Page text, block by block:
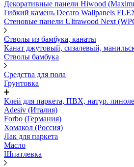
Декоративные панели Hiwood
Гибкий камень Decaro Wallpanels
Стеновые панели Ultrawood Next
Стволы из бамбука, канаты
Канат джутовый, сизалевый,
Стволы бамбука
Средства для пола
Грунтовка
Клей для паркета, ПВХ, натур.
Adesiv (Италия)
Forbo (Германия)
Хомакол (Россия)
Лак для паркета
Масло
Шпатлевка